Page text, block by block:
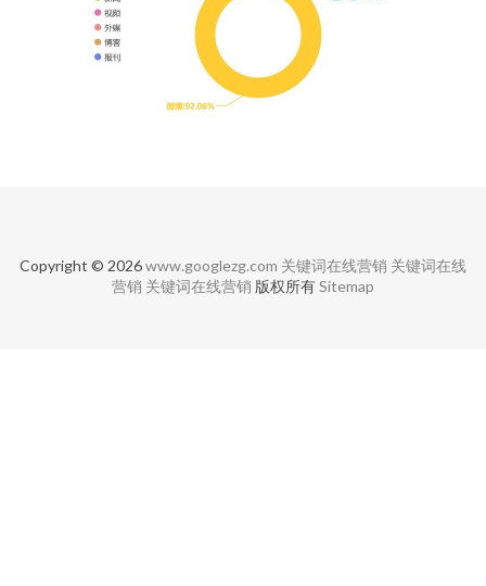
Copyright © 2026www.googlezg.com 关键词在线营销 关键词在线
营销 关键词在线营销 版权所有Sitemap